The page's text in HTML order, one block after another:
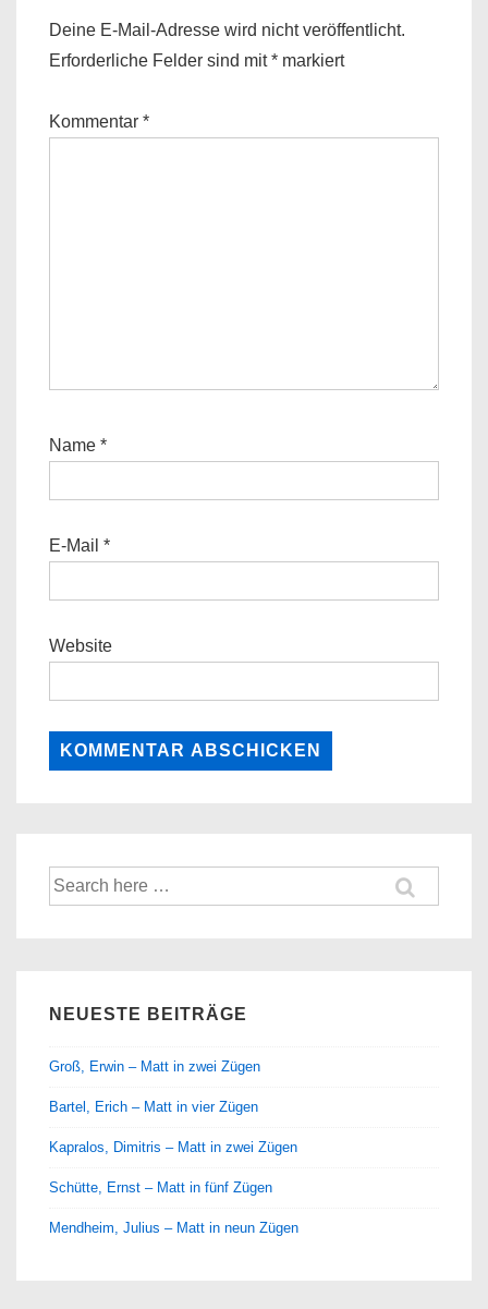
Deine E-Mail-Adresse wird nicht veröffentlicht.
Erforderliche Felder sind mit* markiert
Kommentar *
Name *
E-Mail *
Website
Suche
nach:
NEUESTE BEITRÄGE
Groß, Erwin – Matt in zwei Zügen
Bartel, Erich – Matt in vier Zügen
Kapralos, Dimitris – Matt in zwei Zügen
Schütte, Ernst – Matt in fünf Zügen
Mendheim, Julius – Matt in neun Zügen